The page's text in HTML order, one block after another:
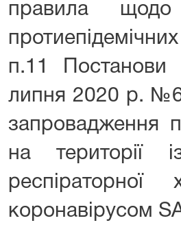
правила щодо
п.11 Постанови
липня 2020 р.
запровадження
на території
коронавірусом